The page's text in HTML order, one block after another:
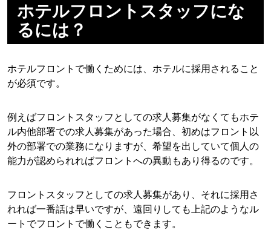
ホテルフロントスタッフにな
るには？
ホテルフロントで働くためには、ホテルに採用されること
が必須です。
例えばフロントスタッフとしての求人募集がなくてもホテ
ル内他部署での求人募集があった場合、初めはフロント以
外の部署での業務になりますが、希望を出していて個人の
能力が認められればフロントへの異動もあり得るのです。
フロントスタッフとしての求人募集があり、それに採用さ
れれば一番話は早いですが、遠回りしても上記のようなル
ートでフロントで働くこともできます。